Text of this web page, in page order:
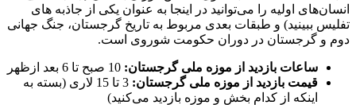
انسان‌های اولیه را می‌توانید در اینجا به عنوان یکی از جاذبه های
تفلیس ببینید) و طبقات بعدی مربوط به تاریخ گرجستان، جنگ جهانی
دوم و گرجستان در دوران حکومت شوروی است.
ساعات بازدید از موزه ملی گرجستان:
قیمت بازدید از موزه ملی گرجستان:
3 تا 15 لاری (بسته به
اینکه از کدام بخش و موزه بازدید می‌کنید)